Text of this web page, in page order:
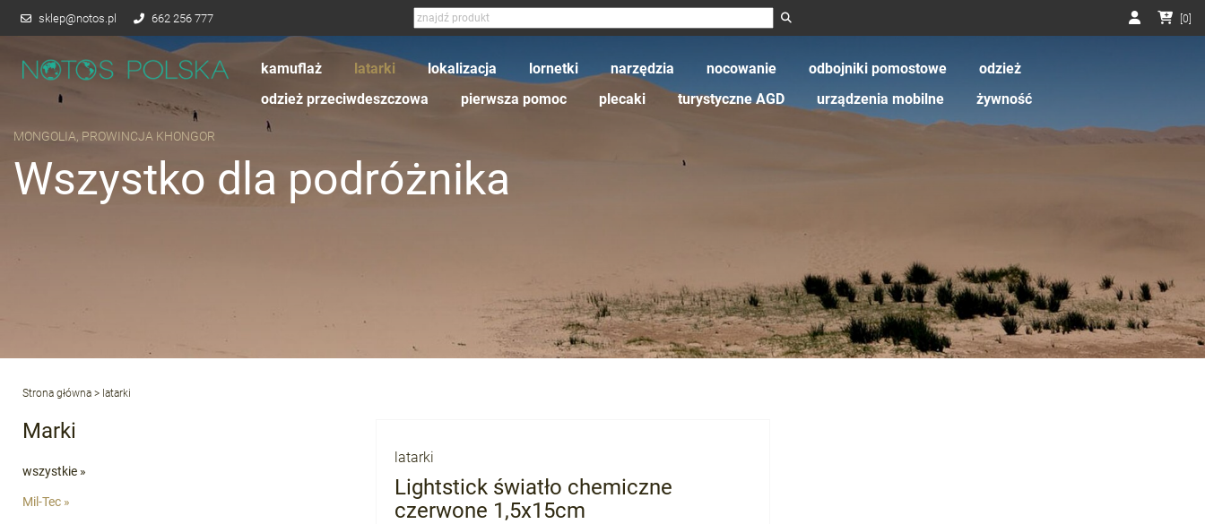
sklep@notos.pl 662 256 777 0
kamuflaż latarki lokalizacja lornetki narzędzia nocowanie odbojniki pomostowe
odzież
odzież przeciwdeszczowa
pierwsza pomoc plecaki turystyczne AGD urządzenia mobilne żywność
MONGOLIA, PROWINCJA KHONGOR
Wszystko dla podróżnika
Strona główna > latarki
Marki
wszystkie »
Mil-Tec »
latarki
Lightstick światło chemiczne
czerwone 1,5x15cm